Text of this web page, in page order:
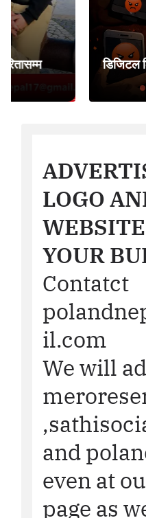
डिजिटल लिन्चिङको
LOGO
YOUR
Contatct
il.com
We will
and
even at
page as